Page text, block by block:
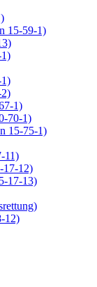
15-59-1)
1)
70-1)
15-75-1)
11)
17-12)
17-13)
12)